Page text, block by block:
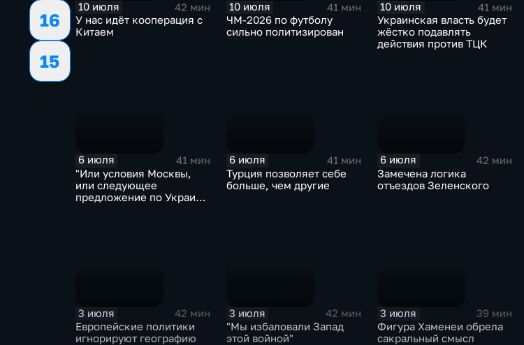
16
15
10 июля
42 мин
У нас идёт кооперация с
Китаем
10 июля
41 мин
ЧМ-2026 по футболу
сильно политизирован
10 июля
41 мин
Украинская власть будет
жёстко подавлять
действия против ТЦК
6 июля
41 мин
"Или условия Москвы,
или следующее
предложение по Украине
6 июля
41 мин
Турция позволяет себе
больше, чем другие
6 июля
42 мин
Замечена логика
отъездов Зеленского
3 июля
42 мин
Европейские политики
игнорируют географию
3 июля
42 мин
"Мы избаловали Запад
этой войной"
3 июля
39 мин
Фигура Хаменеи обрела
сакральный смысл